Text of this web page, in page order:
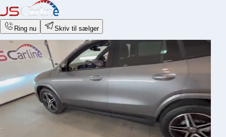
Ring nu Skriv til sælger